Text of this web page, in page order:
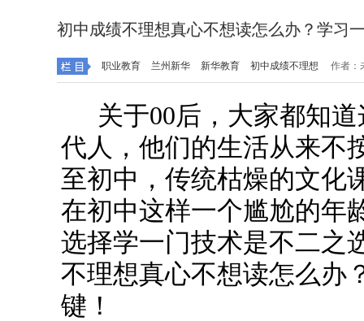
初中成绩不理想真心不想读怎么办？学习
职业教育 兰州新华 新华教育 初中成绩不理想 作者：
关于00后，大家都知
代人，他们的生活从来不
至初中，传统枯燥的文化
在初中这样一个尴尬的年
选择学一门技术是不二之
不理想真心不想读怎么办
键！